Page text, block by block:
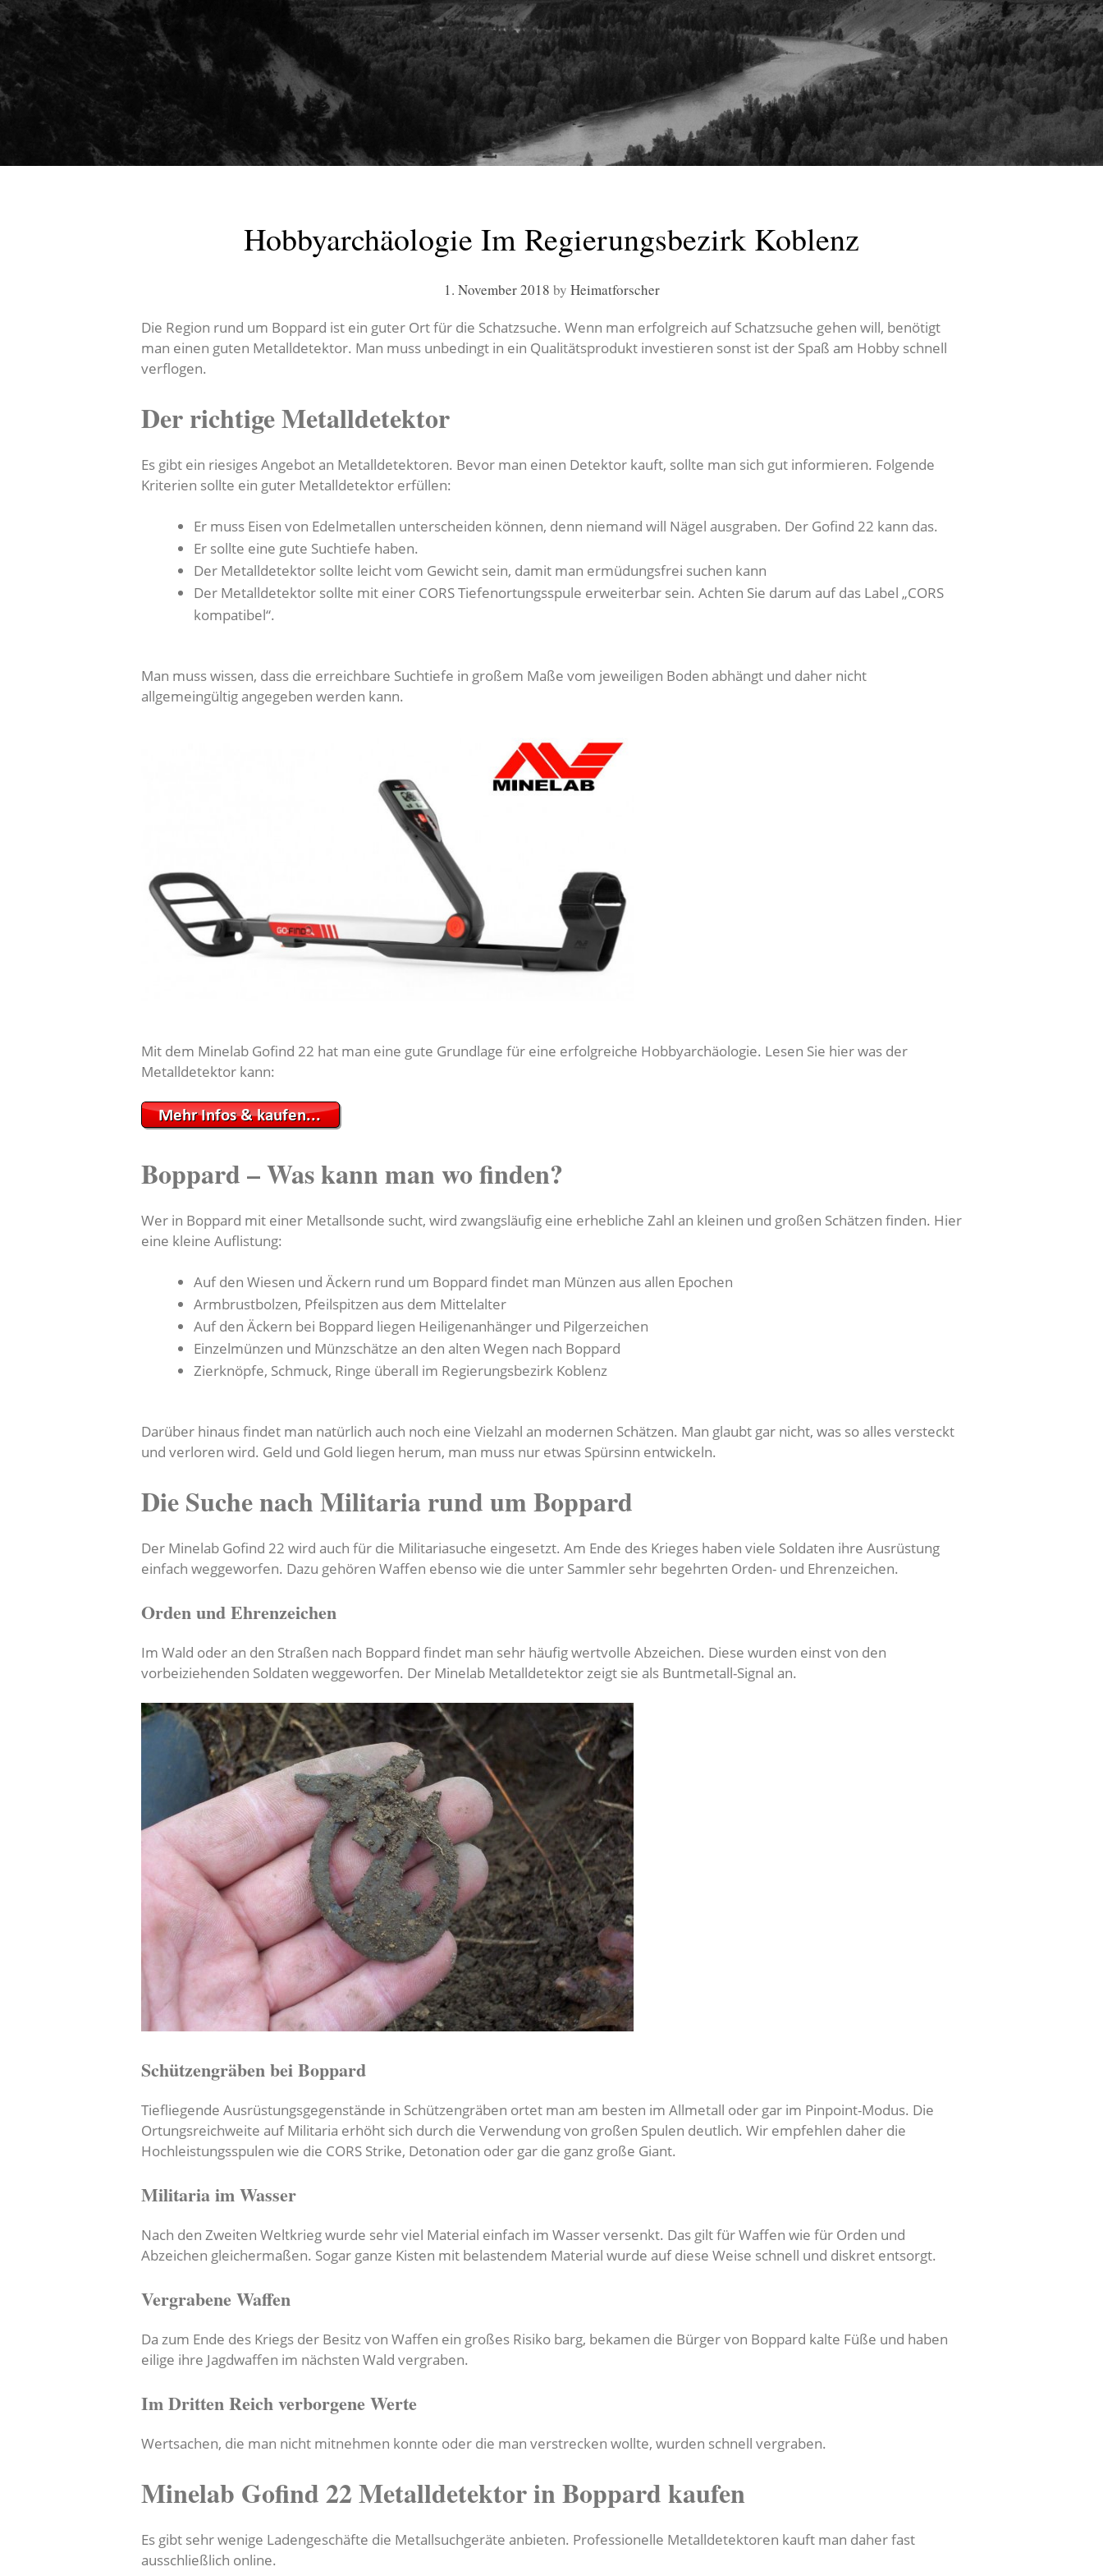
Hobbyarchäologie Im Regierungsbezirk Koblenz
1. November 2018 by Heimatforscher
Die Region rund um Boppard ist ein guter Ort für die Schatzsuche. Wenn man erfolgreich auf Schatzsuche gehen will, benötigt
man einen guten Metalldetektor. Man muss unbedingt in ein Qualitätsprodukt investieren sonst ist der Spaß am Hobby schnell
verflogen.
Der richtige Metalldetektor
Es gibt ein riesiges Angebot an Metalldetektoren. Bevor man einen Detektor kauft, sollte man sich gut informieren. Folgende
Kriterien sollte ein guter Metalldetektor erfüllen:
Er muss Eisen von Edelmetallen unterscheiden können, denn niemand will Nägel ausgraben. Der Gofind 22 kann das.
Er sollte eine gute Suchtiefe haben.
Der Metalldetektor sollte leicht vom Gewicht sein, damit man ermüdungsfrei suchen kann
Der Metalldetektor sollte mit einer CORS Tiefenortungsspule erweiterbar sein. Achten Sie darum auf das Label „CORS
kompatibel“.
Man muss wissen, dass die erreichbare Suchtiefe in großem Maße vom jeweiligen Boden abhängt und daher nicht
allgemeingültig angegeben werden kann.
Mit dem Minelab Gofind 22 hat man eine gute Grundlage für eine erfolgreiche Hobbyarchäologie. Lesen Sie hier was der
Metalldetektor kann:
Boppard – Was kann man wo finden?
Wer in Boppard mit einer Metallsonde sucht, wird zwangsläufig eine erhebliche Zahl an kleinen und großen Schätzen finden. Hier
eine kleine Auflistung:
Auf den Wiesen und Äckern rund um Boppard findet man Münzen aus allen Epochen
Armbrustbolzen, Pfeilspitzen aus dem Mittelalter
Auf den Äckern bei Boppard liegen Heiligenanhänger und Pilgerzeichen
Einzelmünzen und Münzschätze an den alten Wegen nach Boppard
Zierknöpfe, Schmuck, Ringe überall im Regierungsbezirk Koblenz
Darüber hinaus findet man natürlich auch noch eine Vielzahl an modernen Schätzen. Man glaubt gar nicht, was so alles versteckt
und verloren wird. Geld und Gold liegen herum, man muss nur etwas Spürsinn entwickeln.
Die Suche nach Militaria rund um Boppard
Der Minelab Gofind 22 wird auch für die Militariasuche eingesetzt. Am Ende des Krieges haben viele Soldaten ihre Ausrüstung
einfach weggeworfen. Dazu gehören Waffen ebenso wie die unter Sammler sehr begehrten Orden- und Ehrenzeichen.
Orden und Ehrenzeichen
Im Wald oder an den Straßen nach Boppard findet man sehr häufig wertvolle Abzeichen. Diese wurden einst von den
vorbeiziehenden Soldaten weggeworfen. Der Minelab Metalldetektor zeigt sie als Buntmetall-Signal an.
Schützengräben bei Boppard
Tiefliegende Ausrüstungsgegenstände in Schützengräben ortet man am besten im Allmetall oder gar im Pinpoint-Modus. Die
Ortungsreichweite auf Militaria erhöht sich durch die Verwendung von großen Spulen deutlich. Wir empfehlen daher die
Hochleistungsspulen wie die CORS Strike, Detonation oder gar die ganz große Giant.
Militaria im Wasser
Nach den Zweiten Weltkrieg wurde sehr viel Material einfach im Wasser versenkt. Das gilt für Waffen wie für Orden und
Abzeichen gleichermaßen. Sogar ganze Kisten mit belastendem Material wurde auf diese Weise schnell und diskret entsorgt.
Vergrabene Waffen
Da zum Ende des Kriegs der Besitz von Waffen ein großes Risiko barg, bekamen die Bürger von Boppard kalte Füße und haben
eilige ihre Jagdwaffen im nächsten Wald vergraben.
Im Dritten Reich verborgene Werte
Wertsachen, die man nicht mitnehmen konnte oder die man verstrecken wollte, wurden schnell vergraben.
Minelab Gofind 22 Metalldetektor in Boppard kaufen
Es gibt sehr wenige Ladengeschäfte die Metallsuchgeräte anbieten. Professionelle Metalldetektoren kauft man daher fast
ausschließlich online.